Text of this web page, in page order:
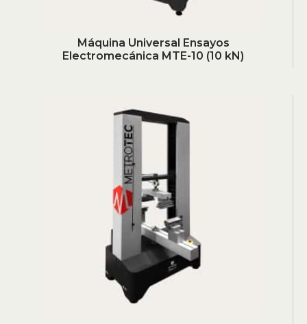
Máquina Universal Ensayos
Electromecánica MTE-10 (10 kN)